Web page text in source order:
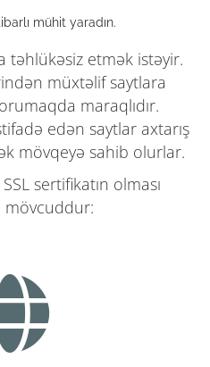
mühit yaradın.
təhlükəsiz etmək istəyir.
müxtəlif saytlara
maraqlıdır.
edən saytlar axtarış
mövqeyə sahib olurlar.
sertifikatın olması
mövcuddur: